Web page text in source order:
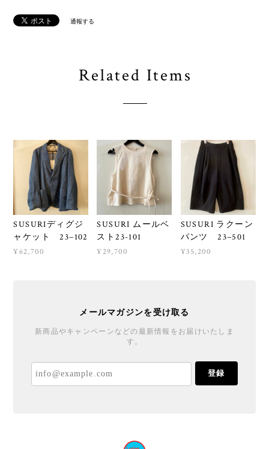
通報する
Related Items
SUSURIディグジ
ャケット 23−102
¥62,700
SUSURI ムールベ
スト23-101
¥29,700
SUSURI ラクーン
パンツ 23−501
¥35,200
メールマガジンを受け取る
新商品やキャンペーンなどの最新情報をお届けいたしま
す。
登録